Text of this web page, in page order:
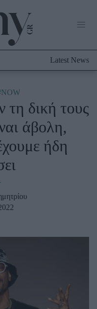
Latest News
δική τους
άβολη,
ήδη